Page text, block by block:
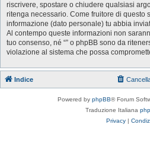
riscrivere, spostare o chiudere qualsiasi
ritenga necessario. Come fruitore di questo
informazione (dato personale) tu abbia
Al contempo queste informazioni non
tuo consenso, né “” o phpBB sono da
violazione al sistema che possa
Indice
Powered by phpBB® Forum
Traduzione Italiana
Privacy |